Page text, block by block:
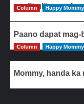
paulit-ulit ang ulam
Column Happy Mommy
Paano dapat
Column Happy Mommy
Mommy, handa